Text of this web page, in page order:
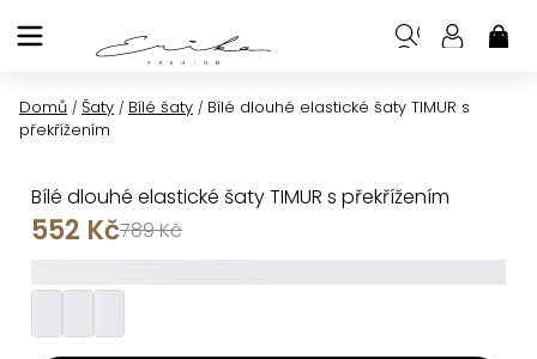
na
Domů / Šaty / Bílé šaty / Bílé dlouhé elastické šaty TIMUR s
překřížením
Bílé dlouhé elastické šaty TIMUR s překřížením
789 Kč
552 Kč